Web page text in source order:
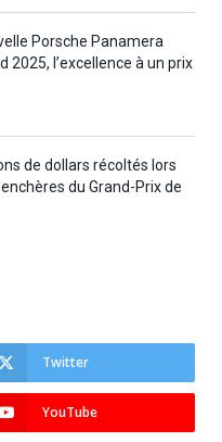
Porsche Panamera
2025, l’excellence à un prix
de dollars récoltés lors
du Grand-Prix de
Twitter
YouTube